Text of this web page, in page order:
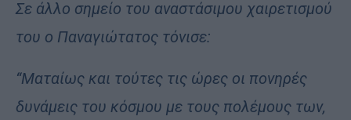
Σε άλλο σημείο του αναστάσιμου χαιρετισμού
του ο Παναγιώτατος τόνισε:
“Ματαίως και τούτες τις ώρες οι πονηρές
δυνάμεις του κόσμου με τους πολέμους των,